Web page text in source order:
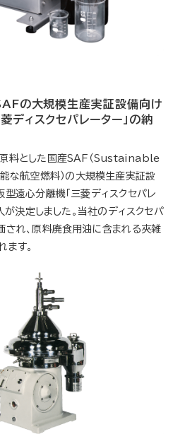
の大規模生産実証設備向け
ディスクセパレーター」の納
料とした国産SAF（Sustainable
航空燃料）の大規模生産実証設
遠心分離機「三菱ディスクセパレ
が決定しました。当社のディスクセパ
され、原料廃食用油に含まれる夾雑
ます。